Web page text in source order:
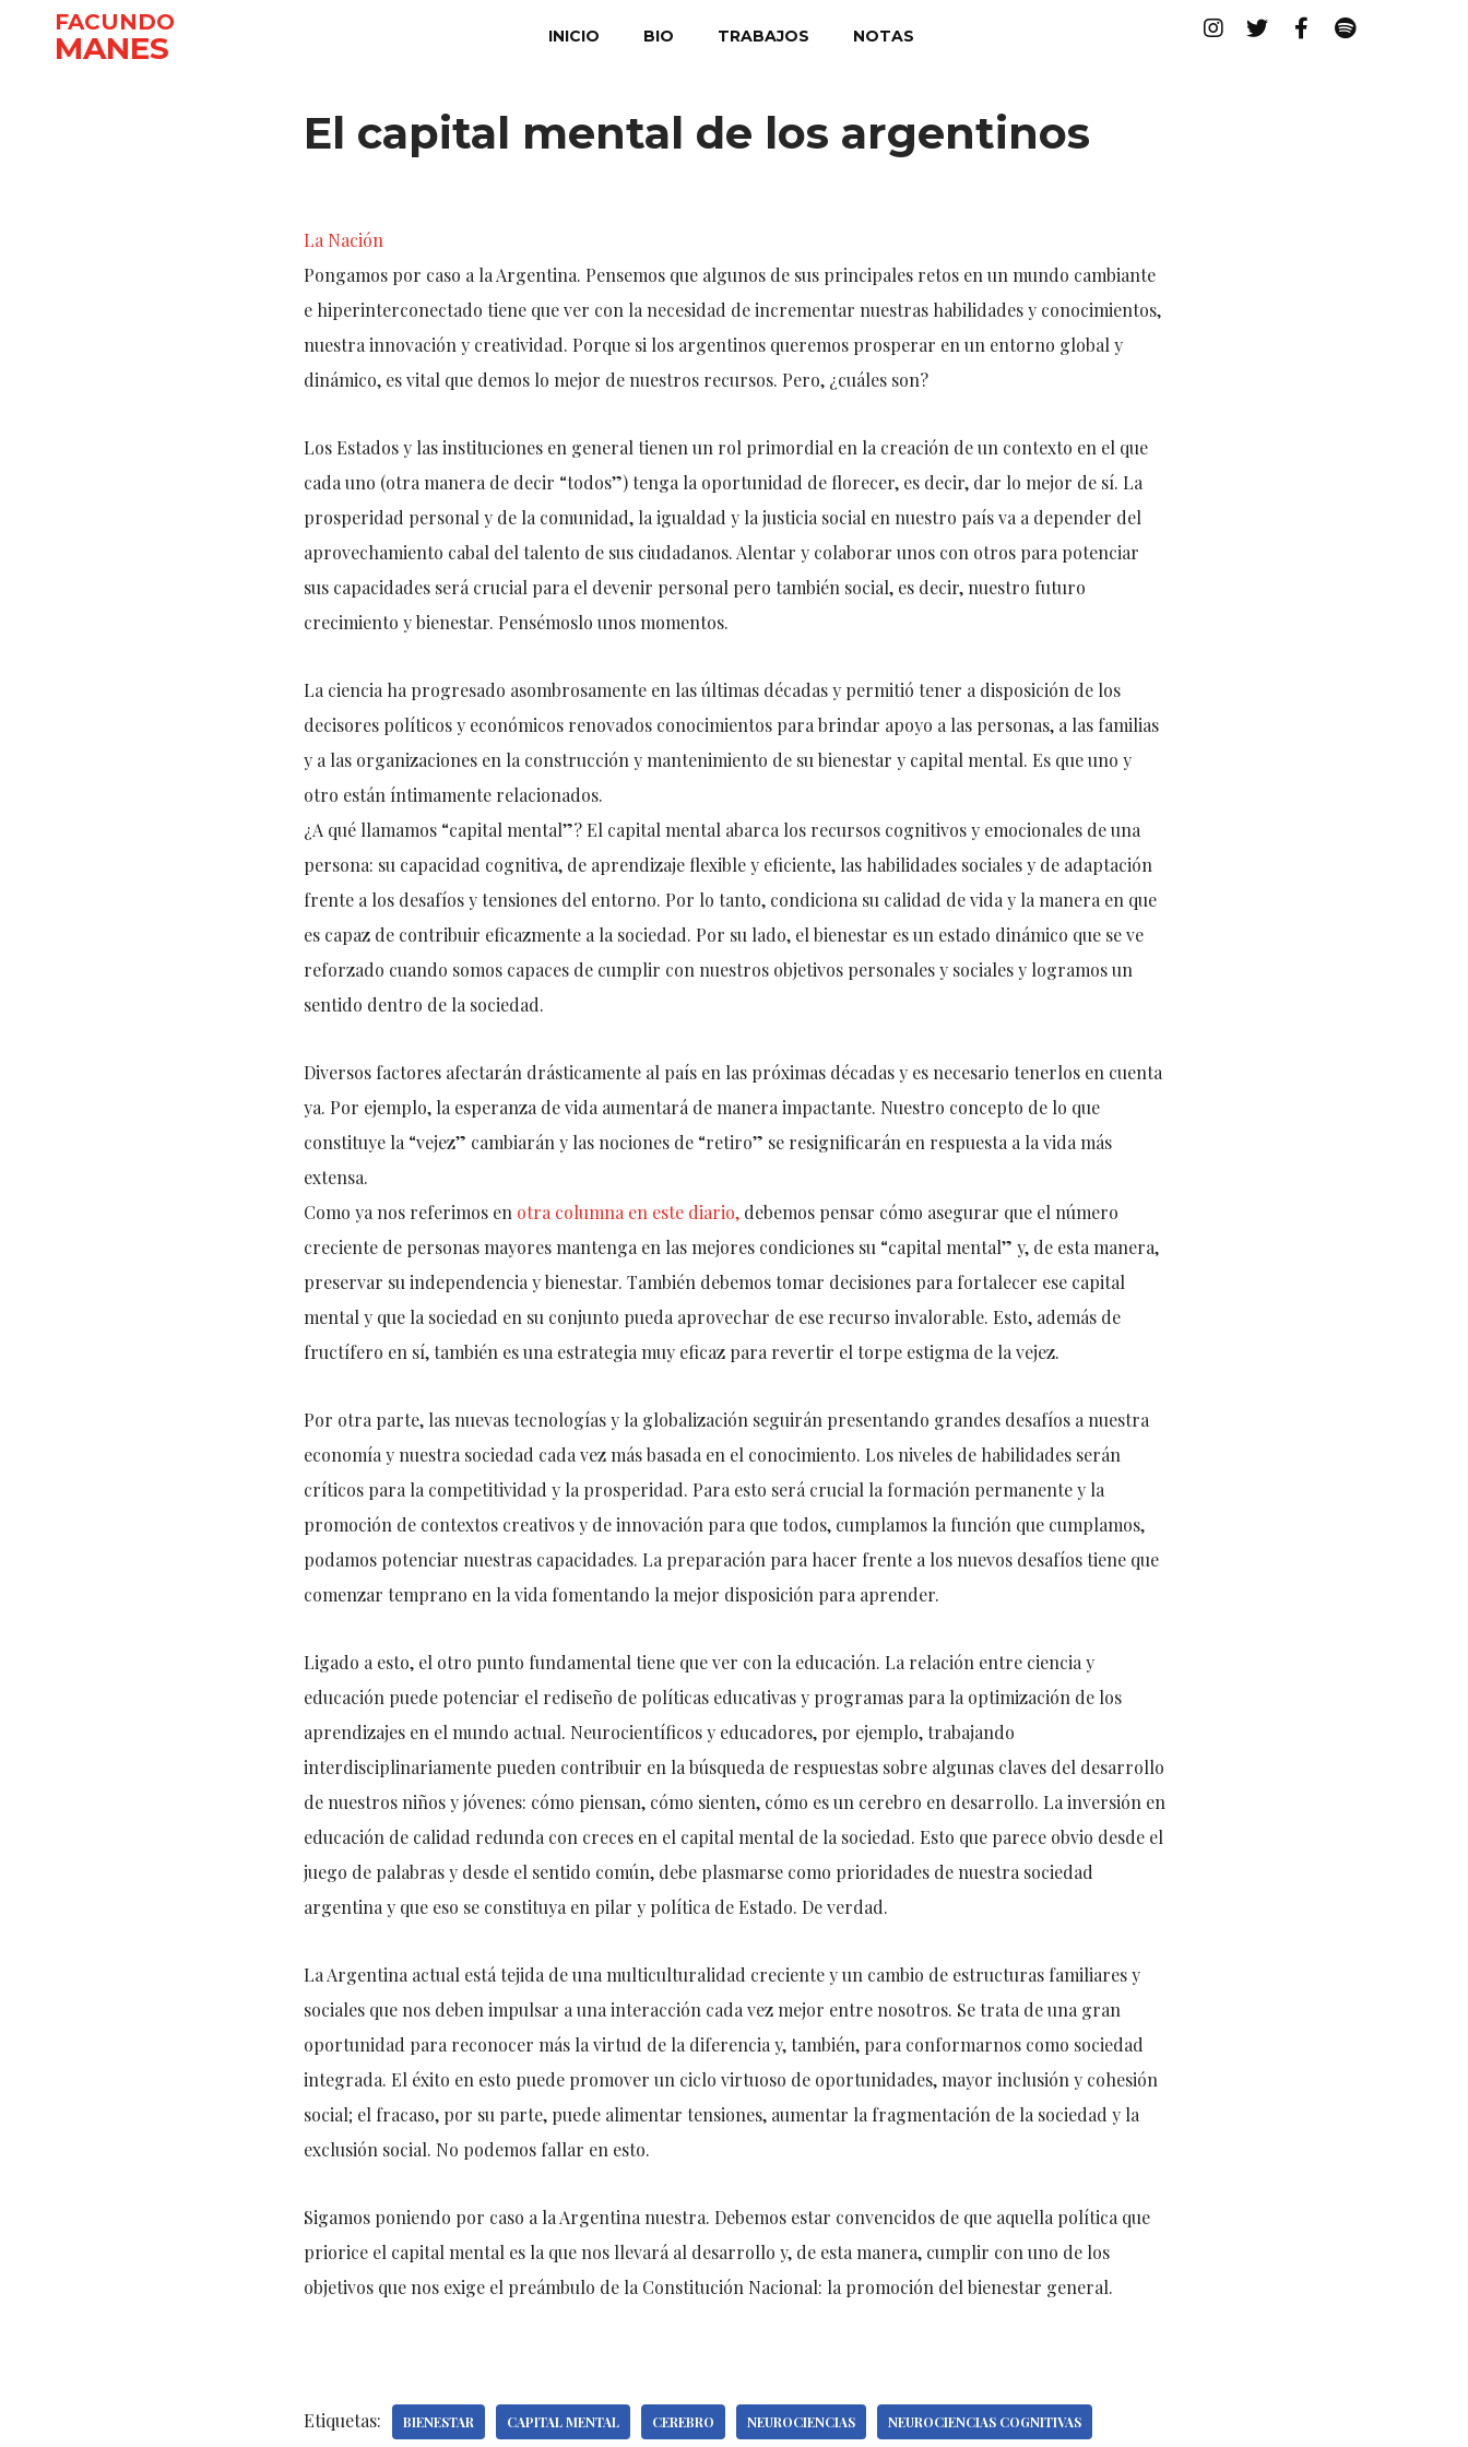
FACUNDO
MANES INICIO BIO TRABAJOS NOTAS
El capital mental de los argentinos
La Nación
Pongamos por caso a la Argentina. Pensemos que algunos de sus principales retos en un mundo cambiante
e hiperinterconectado tiene que ver con la necesidad de incrementar nuestras habilidades y conocimientos,
nuestra innovación y creatividad. Porque si los argentinos queremos prosperar en un entorno global y
dinámico, es vital que demos lo mejor de nuestros recursos. Pero, ¿cuáles son?
Los Estados y las instituciones en general tienen un rol primordial en la creación de un contexto en el que
cada uno (otra manera de decir “todos”) tenga la oportunidad de florecer, es decir, dar lo mejor de sí. La
prosperidad personal y de la comunidad, la igualdad y la justicia social en nuestro país va a depender del
aprovechamiento cabal del talento de sus ciudadanos. Alentar y colaborar unos con otros para potenciar
sus capacidades será crucial para el devenir personal pero también social, es decir, nuestro futuro
crecimiento y bienestar. Pensémoslo unos momentos.
La ciencia ha progresado asombrosamente en las últimas décadas y permitió tener a disposición de los
decisores políticos y económicos renovados conocimientos para brindar apoyo a las personas, a las familias
y a las organizaciones en la construcción y mantenimiento de su bienestar y capital mental. Es que uno y
otro están íntimamente relacionados.
¿A qué llamamos “capital mental”? El capital mental abarca los recursos cognitivos y emocionales de una
persona: su capacidad cognitiva, de aprendizaje flexible y eficiente, las habilidades sociales y de adaptación
frente a los desafíos y tensiones del entorno. Por lo tanto, condiciona su calidad de vida y la manera en que
es capaz de contribuir eficazmente a la sociedad. Por su lado, el bienestar es un estado dinámico que se ve
reforzado cuando somos capaces de cumplir con nuestros objetivos personales y sociales y logramos un
sentido dentro de la sociedad.
Diversos factores afectarán drásticamente al país en las próximas décadas y es necesario tenerlos en cuenta
ya. Por ejemplo, la esperanza de vida aumentará de manera impactante. Nuestro concepto de lo que
constituye la “vejez” cambiarán y las nociones de “retiro” se resignificarán en respuesta a la vida más
extensa.
Como ya nos referimos en otra columna en este diario,debemos pensar cómo asegurar que el número
creciente de personas mayores mantenga en las mejores condiciones su “capital mental” y, de esta manera,
preservar su independencia y bienestar. También debemos tomar decisiones para fortalecer ese capital
mental y que la sociedad en su conjunto pueda aprovechar de ese recurso invalorable. Esto, además de
fructífero en sí, también es una estrategia muy eficaz para revertir el torpe estigma de la vejez.
Por otra parte, las nuevas tecnologías y la globalización seguirán presentando grandes desafíos a nuestra
economía y nuestra sociedad cada vez más basada en el conocimiento. Los niveles de habilidades serán
críticos para la competitividad y la prosperidad. Para esto será crucial la formación permanente y la
promoción de contextos creativos y de innovación para que todos, cumplamos la función que cumplamos,
podamos potenciar nuestras capacidades. La preparación para hacer frente a los nuevos desafíos tiene que
comenzar temprano en la vida fomentando la mejor disposición para aprender.
Ligado a esto, el otro punto fundamental tiene que ver con la educación. La relación entre ciencia y
educación puede potenciar el rediseño de políticas educativas y programas para la optimización de los
aprendizajes en el mundo actual. Neurocientíficos y educadores, por ejemplo, trabajando
interdisciplinariamente pueden contribuir en la búsqueda de respuestas sobre algunas claves del desarrollo
de nuestros niños y jóvenes: cómo piensan, cómo sienten, cómo es un cerebro en desarrollo. La inversión en
educación de calidad redunda con creces en el capital mental de la sociedad. Esto que parece obvio desde el
juego de palabras y desde el sentido común, debe plasmarse como prioridades de nuestra sociedad
argentina y que eso se constituya en pilar y política de Estado. De verdad.
La Argentina actual está tejida de una multiculturalidad creciente y un cambio de estructuras familiares y
sociales que nos deben impulsar a una interacción cada vez mejor entre nosotros. Se trata de una gran
oportunidad para reconocer más la virtud de la diferencia y, también, para conformarnos como sociedad
integrada. El éxito en esto puede promover un ciclo virtuoso de oportunidades, mayor inclusión y cohesión
social; el fracaso, por su parte, puede alimentar tensiones, aumentar la fragmentación de la sociedad y la
exclusión social. No podemos fallar en esto.
Sigamos poniendo por caso a la Argentina nuestra. Debemos estar convencidos de que aquella política que
priorice el capital mental es la que nos llevará al desarrollo y, de esta manera, cumplir con uno de los
objetivos que nos exige el preámbulo de la Constitución Nacional: la promoción del bienestar general.
Etiquetas: BIENESTAR CAPITAL MENTAL CEREBRO NEUROCIENCIAS NEUROCIENCIAS COGNITIVAS